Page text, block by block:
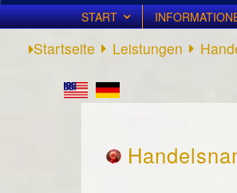
START
Startseite Leistungen